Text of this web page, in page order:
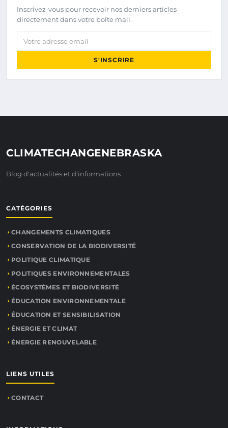
Inscrivez-vous pour recevoir nos derniers articles
directement dans votre boîte mail.
Votre adresse email
S'INSCRIRE
CLIMATECHANGENEBRASKA
Blog d'actualités et d'informations
CATÉGORIES
CHANGEMENTS CLIMATIQUES
CONSERVATION DE LA BIODIVERSITÉ
POLITIQUE CLIMATIQUE
POLITIQUES ENVIRONNEMENTALES
ÉCOSYSTÈMES ET BIODIVERSITÉ
ÉDUCATION ENVIRONNEMENTALE
ÉDUCATION ET SENSIBILISATION
ÉNERGIE ET CLIMAT
ÉNERGIE RENOUVELABLE
LIENS UTILES
CONTACT